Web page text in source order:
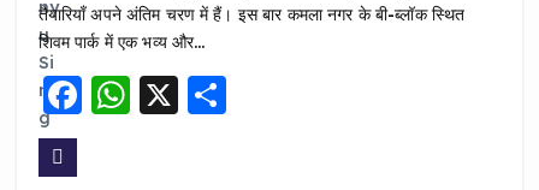
तैयारियाँ अपने अंतिम चरण में हैं। इस बार कमला नगर के बी-ब्लॉक स्थित
शिवम पार्क में एक भव्य और…
F WX S